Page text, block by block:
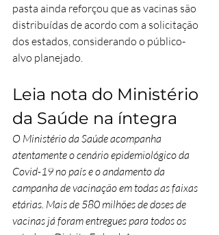
pasta ainda reforçou que as vacinas são
distribuídas de acordo com a solicitação
dos estados, considerando o público-
alvo planejado.
Leia nota do Ministério
da Saúde na íntegra
O Ministério da Saúde acompanha
atentamente o cenário epidemiológico da
Covid-19 no país e o andamento da
campanha de vacinação em todas as faixas
etárias. Mais de 580 milhões de doses de
vacinas já foram entregues para todos os